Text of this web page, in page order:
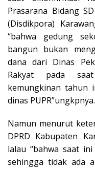
Prasarana Bidang
(Disdikpora)
“bahwa gedung
bangun bukan
dana dari Dinas
Rakyat pada
kemungkinan tahun
dinas PUPR”ungkpnya.
Namun menurut
DPRD Kabupaten
lalau “bahwa saat ini
sehingga tidak ada